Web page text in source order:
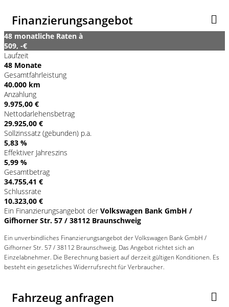
Finanzierungsangebot
48 monatliche Raten à
509, -€
Laufzeit
48 Monate
Gesamtfahrleistung
40.000 km
Anzahlung
9.975,00 €
Nettodarlehensbetrag
29.925,00 €
Sollzinssatz (gebunden) p.a.
5,83 %
Effektiver Jahreszins
5,99 %
Gesamtbetrag
34.755,41 €
Schlussrate
10.323,00 €
Ein Finanzierungsangebot der Volkswagen Bank GmbH /
Gifhorner Str. 57 / 38112 Braunschweig
Ein unverbindliches Finanzierungsangebot der Volkswagen Bank GmbH /
Gifhorner Str. 57 / 38112 Braunschweig. Das Angebot richtet sich an
Einzelabnehmer. Die Berechnung basiert auf derzeit gültigen Konditionen. Es
besteht ein gesetzliches Widerrufsrecht für Verbraucher.
Fahrzeug anfragen